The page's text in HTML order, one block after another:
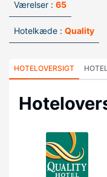
Værelser : 65
Hotelkæde : Quality
HOTELOVERSIGT